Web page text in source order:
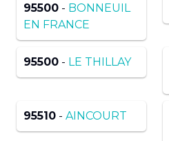
95500 - BONNEUIL
EN FRANCE
95500 - LE THILLAY
95510 - AINCOURT